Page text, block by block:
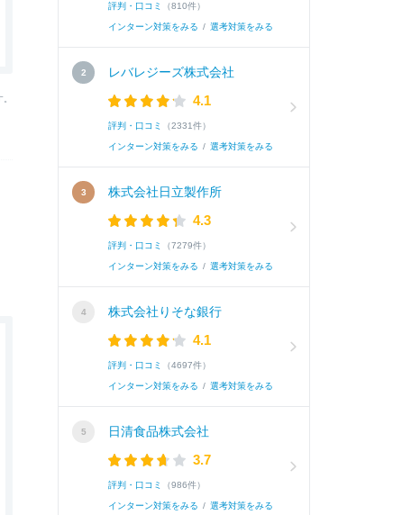
評判・口コミ （810件）
インターン対策をみる / 選考対策をみる
レバレジーズ株式会社
4.1
評判・口コミ （2331件）
インターン対策をみる / 選考対策をみる
株式会社日立製作所
4.3
評判・口コミ （7279件）
インターン対策をみる / 選考対策をみる
株式会社りそな銀行
4.1
評判・口コミ （4697件）
インターン対策をみる / 選考対策をみる
日清食品株式会社
3.7
評判・口コミ （986件）
インターン対策をみる / 選考対策をみる